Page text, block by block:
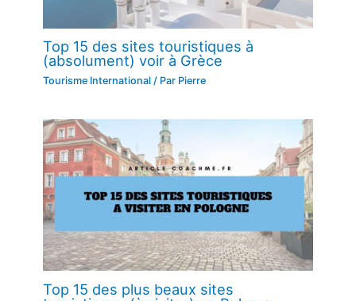
Top 15 des sites touristiques à
(absolument) voir à Grèce
Tourisme International / Par Pierre
Top 15 des plus beaux sites